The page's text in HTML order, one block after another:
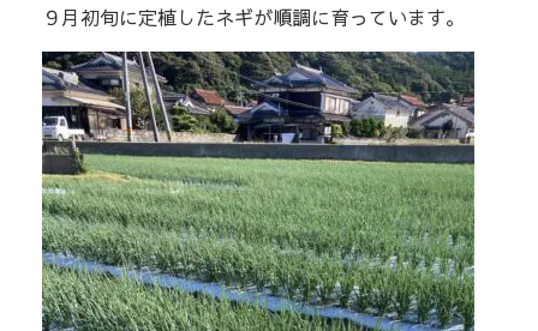
９月初旬に定植したネギが順調に育っています。